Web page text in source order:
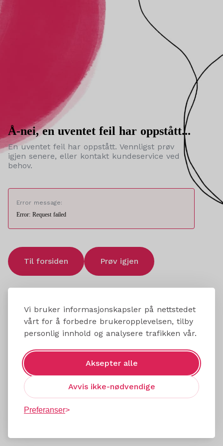
Vi bruker informasjonskapsler på nettstedet
vårt for å forbedre brukeropplevelsen, tilby
personlig innhold og analysere trafikken vår.
Aksepter alle
Avvis ikke-nødvendige
Preferanser
Å-nei, en uventet feil har oppstått...
En uventet feil har oppstått. Vennligst prøv
igjen senere, eller kontakt kundeservice ved
behov.
Error message:
Error: Request failed
Til forsiden Prøv igjen